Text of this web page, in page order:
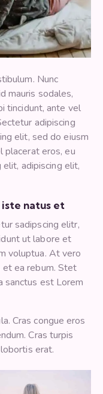
Nunc
mauris sodales,
tincidunt, ante vel
adipiscing
elit, sed do eiusm
placerat eros, eu
adipiscing elit,
iste natus et
sadipscing elitr,
ut labore et
voluptua. At vero
ea rebum. Stet
sanctus est Lorem
Cras congue eros
Cras turpis
erat.